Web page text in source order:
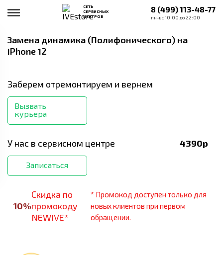
СЕТЬ
СЕРВИСНЫХ
ЦЕНТРОВ
8 (499) 113-48-77
пн-вс 10:00 до 22:00
Замена динамика (Полифонического) на
iPhone 12
Заберем отремонтируем и вернем
Вызвать
курьера
У нас в сервисном центре 4390р
Записаться
10%
Скидка по
промокоду
NEWIVE*
* Промокод доступен только для
новых клиентов при первом
обращении.